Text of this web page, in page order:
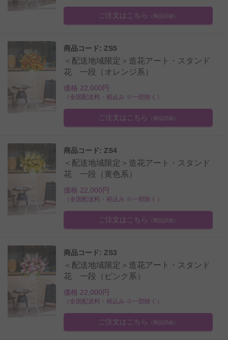
ご注文はこちら （商品詳細）
商品コード: ZS5
＜配送地域限定＞造花アート・スタンド
花 一段（オレンジ系）
価格 22,000円
（全国配送料・税込み ※一部除く）
ご注文はこちら （商品詳細）
商品コード: ZS4
＜配送地域限定＞造花アート・スタンド
花 一段（黄色系）
価格 22,000円
（全国配送料・税込み ※一部除く）
ご注文はこちら （商品詳細）
商品コード: ZS3
＜配送地域限定＞造花アート・スタンド
花 一段（ピンク系）
価格 22,000円
（全国配送料・税込み ※一部除く）
ご注文はこちら （商品詳細）